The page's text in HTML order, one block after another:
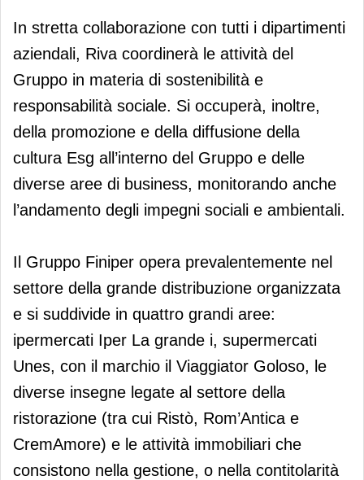
In stretta collaborazione con tutti i dipartimenti
aziendali, Riva coordinerà le attività del
Gruppo in materia di sostenibilità e
responsabilità sociale. Si occuperà, inoltre,
della promozione e della diffusione della
cultura Esg all’interno del Gruppo e delle
diverse aree di business, monitorando anche
l’andamento degli impegni sociali e ambientali.
Il Gruppo Finiper opera prevalentemente nel
settore della grande distribuzione organizzata
e si suddivide in quattro grandi aree:
ipermercati Iper La grande i, supermercati
Unes, con il marchio il Viaggiator Goloso, le
diverse insegne legate al settore della
ristorazione (tra cui Ristò, Rom’Antica e
CremAmore) e le attività immobiliari che
consistono nella gestione, o nella contitolarità